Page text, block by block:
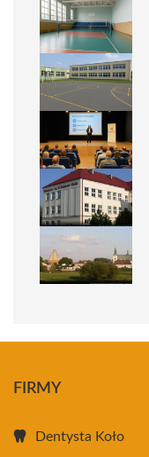
FIRMY
Dentysta Koło